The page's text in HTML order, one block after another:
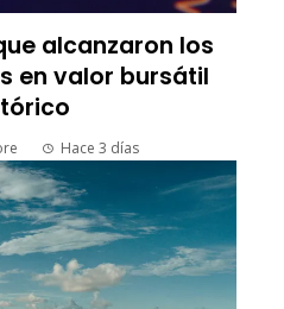
alcanzaron los
en valor bursátil
Hace 3 días